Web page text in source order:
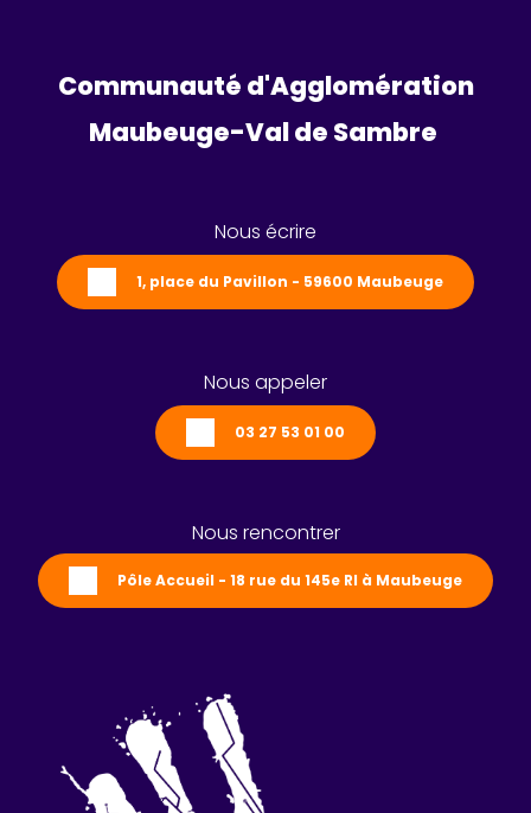
Communauté d'Agglomération
Maubeuge-Val de Sambre
Nous écrire
1, place du Pavillon - 59600 Maubeuge
Nous appeler
03 27 53 01 00
Nous rencontrer
Pôle Accueil - 18 rue du 145e RI à Maubeuge